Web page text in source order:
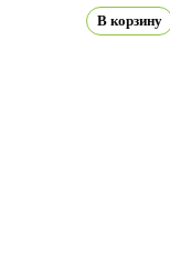
В корзину